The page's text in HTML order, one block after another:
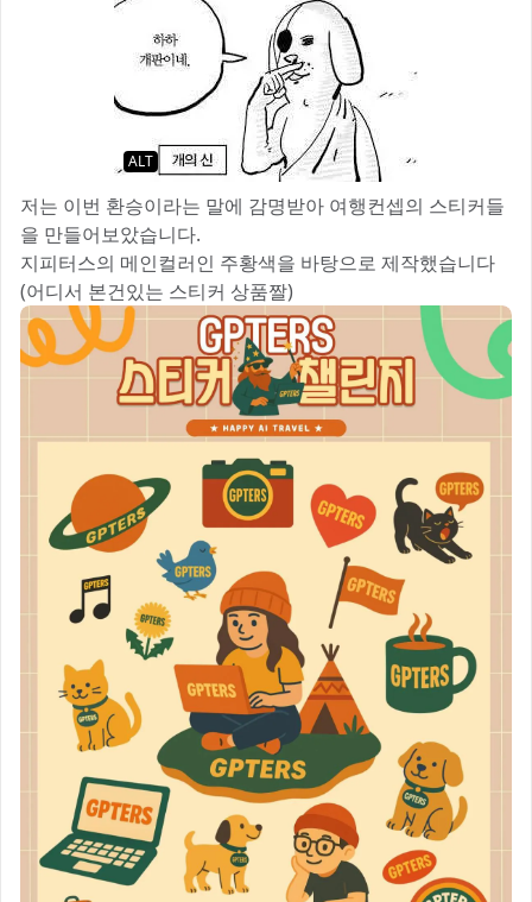
ALT
저는 이번 환승이라는 말에 감명받아 여행컨셉의 스티커들
을 만들어보았습니다.
지피터스의 메인컬러인 주황색을 바탕으로 제작했습니다
(어디서 본건있는 스티커 상품짤)